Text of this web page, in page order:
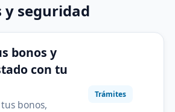
y seguridad
bonos y
con tu
bonos,
Trámites